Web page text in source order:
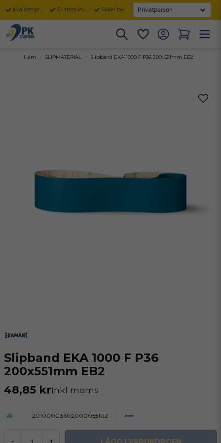
Kvalitetsprodukter Snabba leveranser Säker betalning
Hem SLIPMATERIAL Slipband EKA 1000 F P36 200x551mm EB2
Slipband EKA 1000 F P36
200x551mm EB2
48,85 krInkl moms
20100003602000055102
- +